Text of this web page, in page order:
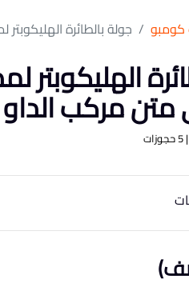
كومبو جولة بالطائرة الهليكوبتر لمدة 12 دقيقة ورحلة عشاء بحرية على
متن مركب الداو